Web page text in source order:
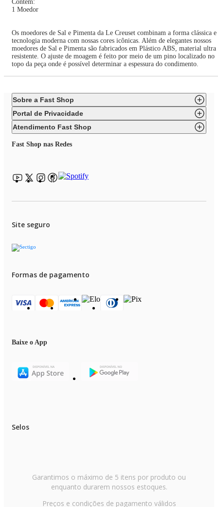
Contém:
1 Moedor
Os moedores de Sal e Pimenta da Le Creuset combinam a forma clássica e
tecnologia moderna com nossas cores icônicas. Além de elegantes nossos
moedores de Sal e Pimenta são fabricados em Plástico ABS, material ultra
resistente. O ajuste de moagem é feito por meio de um pino localizado no
topo da peça onde é possível determinar a espessura do condimento.
Sobre a Fast Shop
Portal de Privacidade
Atendimento Fast Shop
Fast Shop nas Redes
Site seguro
Formas de pagamento
Baixe o App
Selos
Garantimos o máximo de 5 itens por produto ou
enquanto durarem nossos estoques.
Preços e condições de pagamento válidos